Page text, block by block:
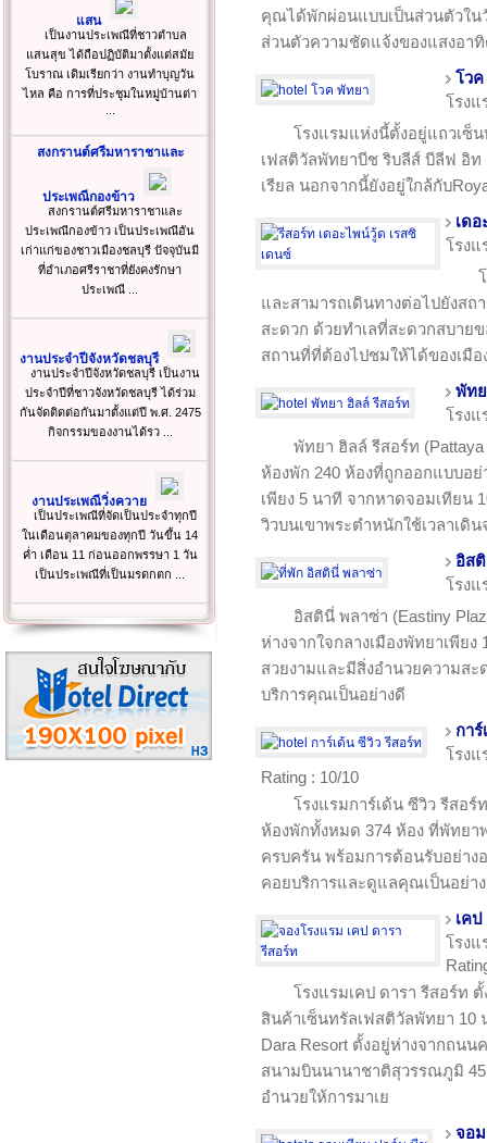
แสน
เป็นงานประเพณีที่ชาวตำบล
แสนสุข ได้ถือปฏิบัติมาตั้งแต่สมัย
โบราณ เดิมเรียกว่า งานทำบุญวัน
ไหล คือ การที่ประชุมในหมู่บ้านต่า
สงกรานต์ศรีมหาราชาและ
ประเพณีกองข้าว
สงกรานต์ศรีมหาราชาและ
ประเพณีกองข้าว เป็นประเพณีอัน
เก่าแก่ของชาวเมืองชลบุรี ปัจจุบันมี
ที่อำเภอศรีราชาที่ยังคงรักษา
ประเพณี ...
งานประจำปีจังหวัดชลบุรี
งานประจำปีจังหวัดชลบุรี เป็นงาน
ประจำปีที่ชาวจังหวัดชลบุรี ได้ร่วม
กันจัดติดต่อกันมาตั้งแต่ปี พ.ศ. 2475
กิจกรรมของงานได้รว ...
งานประเพณีวิ่งควาย
เป็นประเพณีที่จัดเป็นประจำทุกปี
ในเดือนตุลาคมของทุกปี วันขึ้น 14
ค่ำ เดือน 11 ก่อนออกพรรษา 1 วัน
เป็นประเพณีที่เป็นมรดกตก ...
คุณได้พักผ่อนแบบเป็นส่วนตัวใ
ส่วนตัวความชัดแจ้งของแสงอา
โว
โรง
โรงแรมแห่งนี้ตั้งอยู่แถวเซ็
เฟสติวัลพัทยาบีช ริบลีส์ บีลีฟ อิท
เรียล นอกจากนี้ยังอยู่ใกล้กับ
เด
โรง
และสามารถเดินทางต่อไปยังสถ
สะดวก ด้วยทำเลที่สะดวกสบาย
สถานที่ที่ต้องไปชมให้ได้ของเมือ
พัท
โรง
พัทยา ฮิลล์ รีสอร์ท
ห้องพัก 240 ห้องที่ถูกออกแบบอย่
เพียง 5 นาที จากหาดจอมเทียน
วิวบนเขาพระตำหนักใช้เวลาเดิ
อิส
โรง
อิสตินี่ พลาซ่า (Eastiny
ห่างจากใจกลางเมืองพัทยาเพีย
สวยงามและมีสิ่งอำนวยความส
บริการคุณเป็นอย่างดี
กา
โรง
Rating : 10/10
โรงแรมการ์เด้น ซีวิว รีสอ
ห้องพักทั้งหมด 374 ห้อง ที่พัทยา
ครบครัน พร้อมการต้อนรับอย่าง
คอยบริการและดูแลคุณเป็นอย่า
เคป
โรง
โรงแรมเคป ดารา รีสอร์ท
สินค้าเซ็นทรัลเฟสติวัลพัทยา 10
Dara Resort ตั้งอยู่ห่างจากถน
สนามบินนานาชาติสุวรรณภูมิ
อำนวยให้การมาเย
จอ